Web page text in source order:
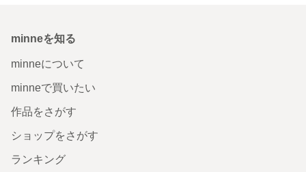
minneを知る
minneについて
minneで買いたい
作品をさがす
ショップをさがす
ランキング